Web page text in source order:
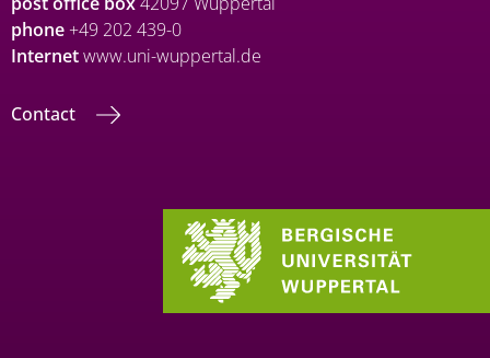
phone+49 202 439-0
Internetwww.uni-wuppertal.de
Contact